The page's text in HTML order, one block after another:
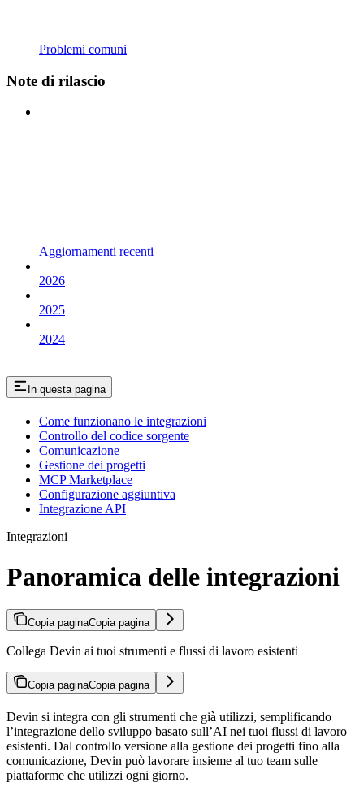
Problemi comuni
Note di rilascio
Aggiornamenti recenti
2026
2025
2024
In questa pagina
Come funzionano le integrazioni
Controllo del codice sorgente
Comunicazione
Gestione dei progetti
MCP Marketplace
Configurazione aggiuntiva
Integrazione API
Integrazioni
Panoramica delle integrazioni
Copia paginaCopia pagina
Collega Devin ai tuoi strumenti e flussi di lavoro esistenti
Copia paginaCopia pagina
Devin si integra con gli strumenti che già utilizzi, semplificando
l’integrazione dello sviluppo basato sull’AI nei tuoi flussi di lavoro
esistenti. Dal controllo versione alla gestione dei progetti fino alla
comunicazione, Devin può lavorare insieme al tuo team sulle
piattaforme che utilizzi ogni giorno.